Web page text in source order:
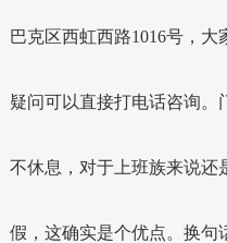
巴克区西虹西路1016号，大
疑问可以直接打电话咨询。
不休息，对于上班族来说还
假，这确实是个优点。换句